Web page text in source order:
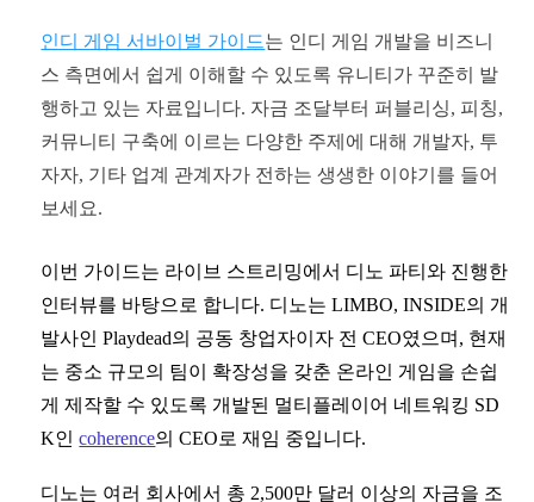
인디 게임 서바이벌 가이드는 인디 게임 개발을 비즈니
스 측면에서 쉽게 이해할 수 있도록 유니티가 꾸준히 발
행하고 있는 자료입니다. 자금 조달부터 퍼블리싱, 피칭,
커뮤니티 구축에 이르는 다양한 주제에 대해 개발자, 투
자자, 기타 업계 관계자가 전하는 생생한 이야기를 들어
보세요.
이번 가이드는 라이브 스트리밍에서 디노 파티와 진행한
인터뷰를 바탕으로 합니다. 디노는 LIMBO, INSIDE의 개
발사인 Playdead의 공동 창업자이자 전 CEO였으며, 현재
는 중소 규모의 팀이 확장성을 갖춘 온라인 게임을 손쉽
게 제작할 수 있도록 개발된 멀티플레이어 네트워킹 SD
K인coherence의 CEO로 재임 중입니다.
디노는 여러 회사에서 총 2,500만 달러 이상의 자금을 조